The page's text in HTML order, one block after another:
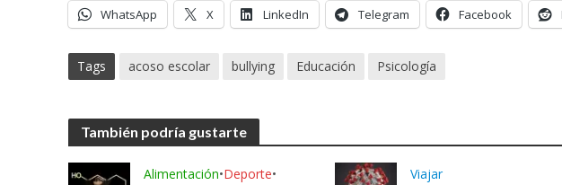
WhatsApp X LinkedIn Telegram Facebook
Tags acoso escolar bullying Educación Psicología
También podría gustarte
Alimentación•Deporte•
Viajar